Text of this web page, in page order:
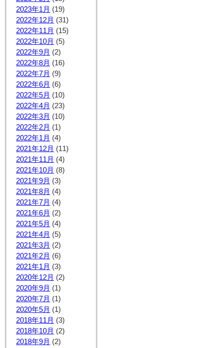
2023年1月 (19)
2022年12月 (31)
2022年11月 (15)
2022年10月 (5)
2022年9月 (2)
2022年8月 (16)
2022年7月 (9)
2022年6月 (6)
2022年5月 (10)
2022年4月 (23)
2022年3月 (10)
2022年2月 (1)
2022年1月 (4)
2021年12月 (11)
2021年11月 (4)
2021年10月 (8)
2021年9月 (3)
2021年8月 (4)
2021年7月 (4)
2021年6月 (2)
2021年5月 (4)
2021年4月 (5)
2021年3月 (2)
2021年2月 (6)
2021年1月 (3)
2020年12月 (2)
2020年9月 (1)
2020年7月 (1)
2020年5月 (1)
2018年11月 (3)
2018年10月 (2)
2018年9月 (2)